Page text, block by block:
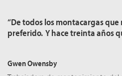
“De todos los montacargas
preferido. Y hace treinta años
Gwen Owensby